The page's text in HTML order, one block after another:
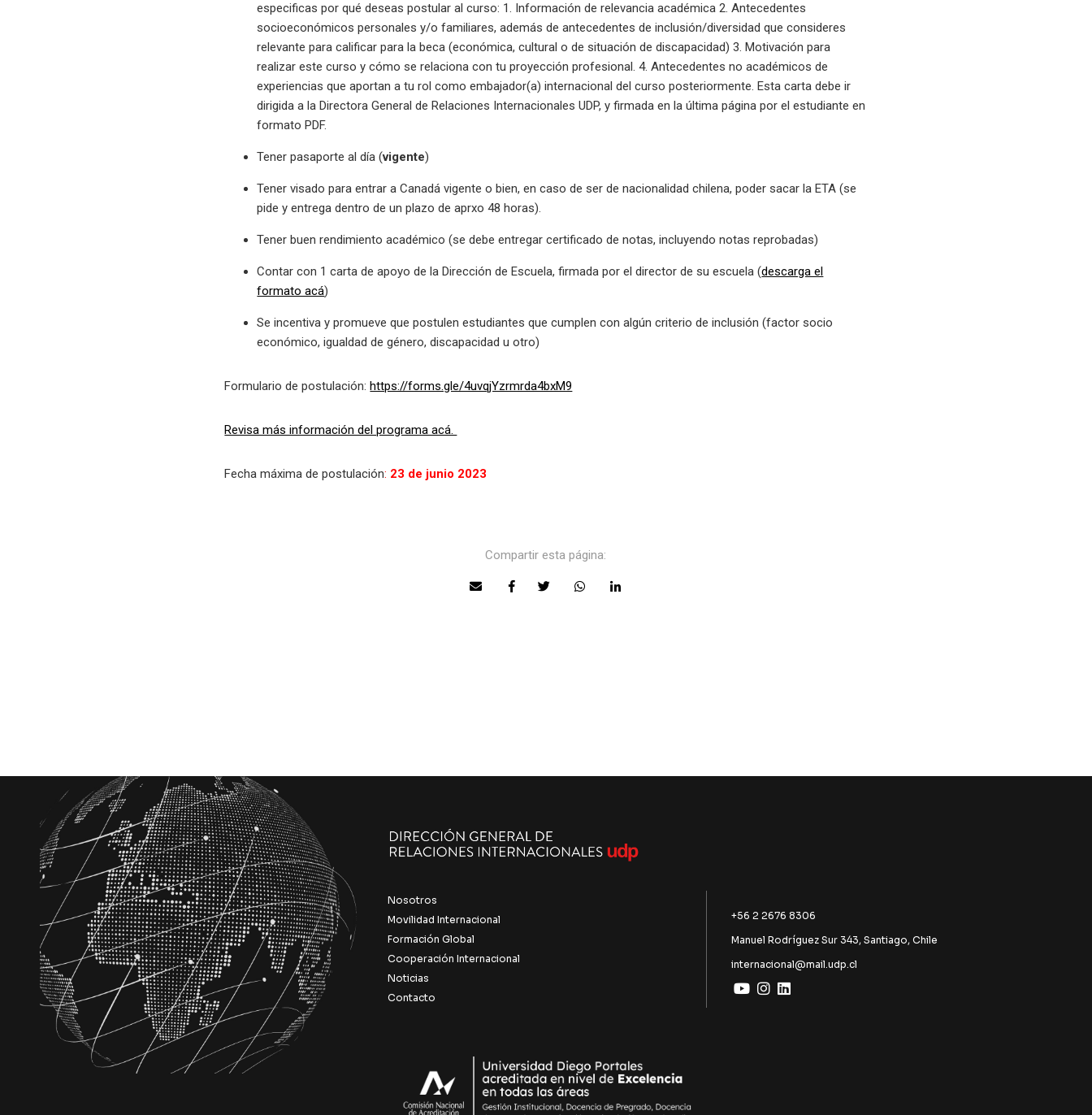
especificas por qué deseas postular al curso: 1. Información de relevancia académica 2. Antecedentes
socioeconómicos personales y/o familiares, además de antecedentes de inclusión/diversidad que consideres
relevante para calificar para la beca (económica, cultural o de situación de discapacidad) 3. Motivación para
realizar este curso y cómo se relaciona con tu proyección profesional. 4. Antecedentes no académicos de
experiencias que aportan a tu rol como embajador(a) internacional del curso posteriormente. Esta carta debe ir
dirigida a la Directora General de Relaciones Internacionales UDP, y firmada en la última página por el estudiante en
formato PDF.
Tener pasaporte al día (vigente)
Tener visado para entrar a Canadá vigente o bien, en caso de ser de nacionalidad chilena, poder sacar la ETA (se
pide y entrega dentro de un plazo de aprxo 48 horas).
Tener buen rendimiento académico (se debe entregar certificado de notas, incluyendo notas reprobadas)
Contar con 1 carta de apoyo de la Dirección de Escuela, firmada por el director de su escuela (descarga el
formato acá)
Se incentiva y promueve que postulen estudiantes que cumplen con algún criterio de inclusión (factor socio
económico, igualdad de género, discapacidad u otro)
Formulario de postulación:https://forms.gle/4uvqjYzrmrda4bxM9
Revisa más información del programa acá.
Fecha máxima de postulación: 23 de junio 2023
Compartir esta página:
Nosotros
Movilidad Internacional
Formación Global
Cooperación Internacional
Noticias
Contacto
+56 2 2676 8306
Manuel Rodríguez Sur 343, Santiago, Chile
internacional@mail.udp.cl